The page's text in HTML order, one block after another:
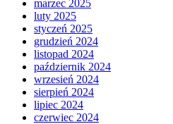
marzec 2025
luty 2025
styczeń 2025
grudzień 2024
listopad 2024
październik 2024
wrzesień 2024
sierpień 2024
lipiec 2024
czerwiec 2024